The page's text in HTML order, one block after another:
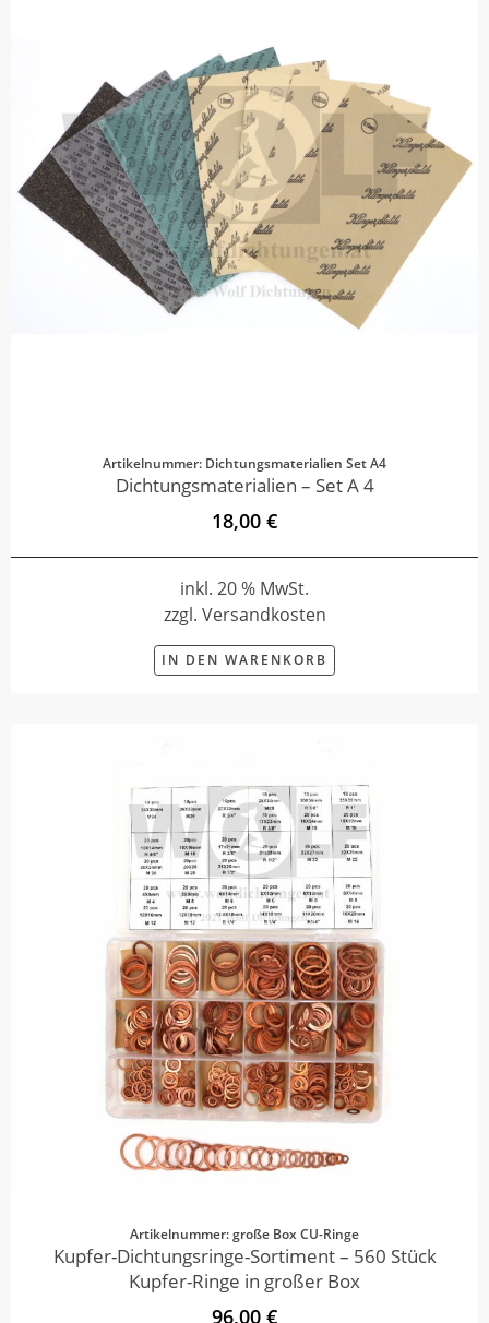
Artikelnummer: Dichtungsmaterialien Set A4
Dichtungsmaterialien – Set A 4
18,00 €
inkl. 20 % MwSt.
zzgl. Versandkosten
IN DEN WARENKORB
Artikelnummer: große Box CU-Ringe
Kupfer-Dichtungsringe-Sortiment – 560 Stück
Kupfer-Ringe in großer Box
96,00 €